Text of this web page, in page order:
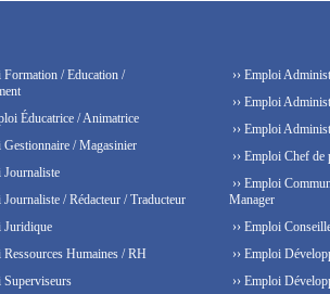
Formation / Education /
Éducatrice / Animatrice
Gestionnaire / Magasinier
Journaliste
Journaliste / Rédacteur / Traducteur
Juridique
Ressources Humaines / RH
Superviseurs
›› Emploi
›› Emploi
›› Emploi
›› Emploi Chef
›› Emploi
Manager
›› Emploi
›› Emploi
›› Emploi